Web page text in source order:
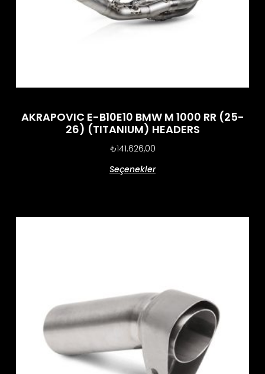
AKRAPOVIC E-B10E10 BMW M 1000 RR (25-
26) (TITANIUM) HEADERS
₺141.626,00
Seçenekler